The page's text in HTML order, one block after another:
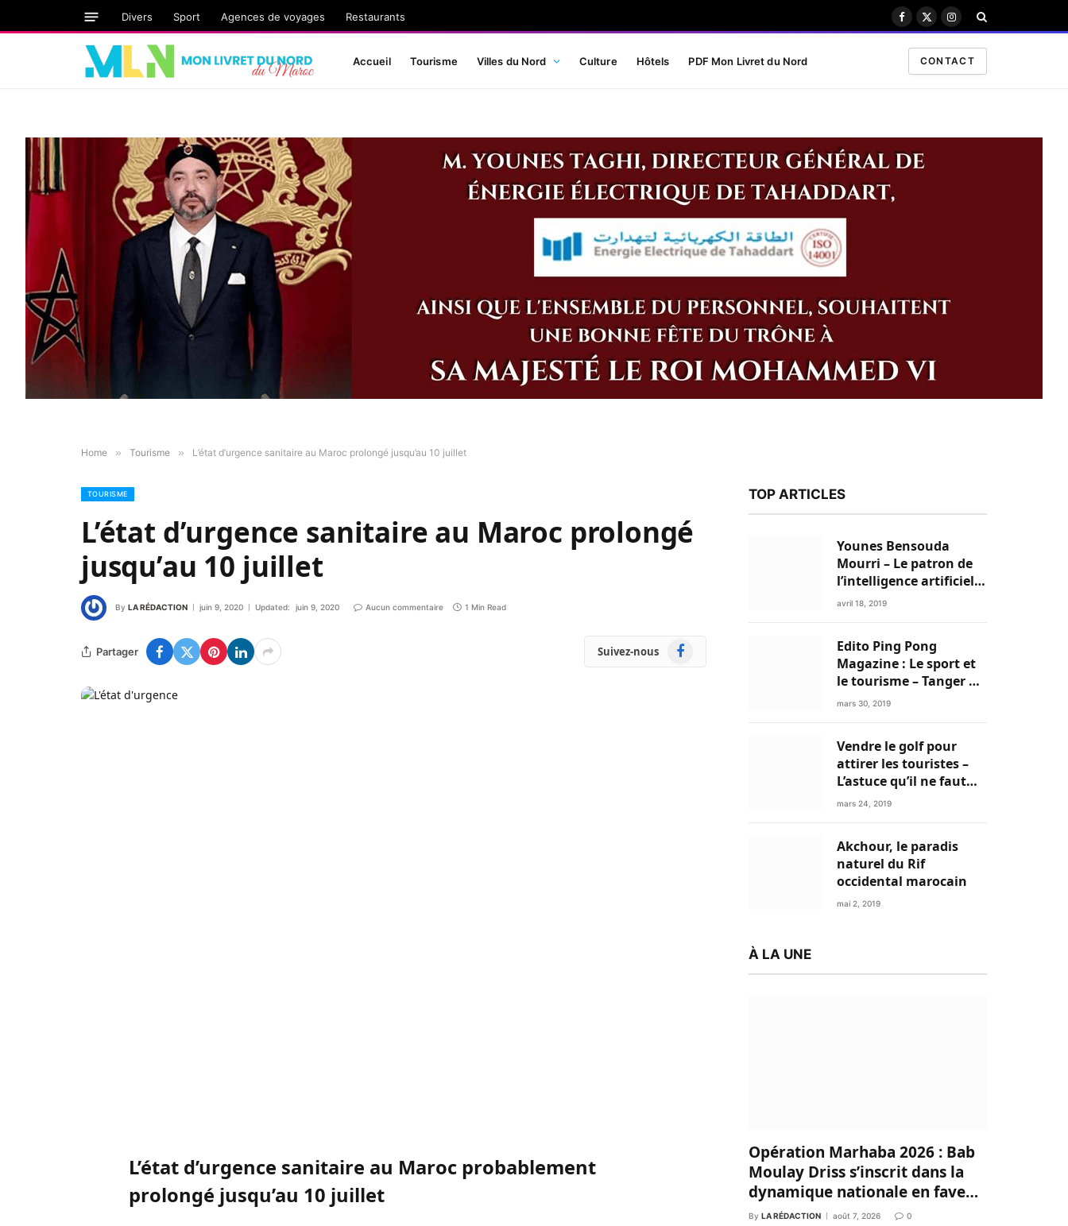
Divers Sport Agences de voyages Restaurants Facebook
X
Instagram
Accueil Tourisme Villes du Nord Culture Hôtels PDF Mon Livret du Nord CONTACT
Home » Tourisme » L’état d’urgence sanitaire au Maroc prolongé jusqu’au 10 juillet
TOURISME
L’état d’urgence sanitaire au Maroc prolongé
jusqu’au 10 juillet
By LA RÉDACTION juin 9, 2020 Updated: juin 9, 2020 Aucun commentaire 1 Min Read
Partager Suivez-nous Facebook
L’état d’urgence sanitaire au Maroc probablement
prolongé jusqu’au 10 juillet
TOP ARTICLES
Younes Bensouda
Mourri – Le patron de
l’intelligence artificielle
est un Marocain
avril 18, 2019
Edito Ping Pong
Magazine : Le sport et
le tourisme – Tanger a
tout pour réussir!
mars 30, 2019
Vendre le golf pour
attirer les touristes –
L’astuce qu’il ne faut
plus négliger
mars 24, 2019
Akchour, le paradis
naturel du Rif
occidental marocain
mai 2, 2019
À LA UNE
Opération Marhaba 2026 : Bab
Moulay Driss s’inscrit dans la
dynamique nationale en faveur
des Marocains du Monde
By LA RÉDACTION août 7, 2026 0